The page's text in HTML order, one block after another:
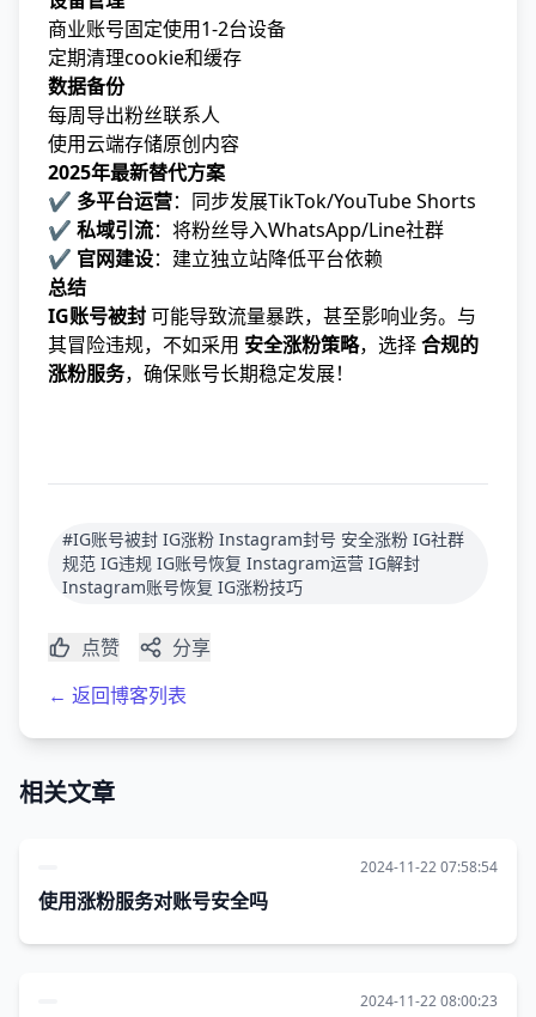
商业账号固定使用1-2台设备
定期清理cookie和缓存
数据备份
每周导出粉丝联系人
使用云端存储原创内容
2025年最新替代方案
✔ 多平台运营：同步发展TikTok/YouTube Shorts
✔ 私域引流：将粉丝导入WhatsApp/Line社群
✔ 官网建设：建立独立站降低平台依赖
总结
IG账号被封可能导致流量暴跌，甚至影响业务。与
其冒险违规，不如采用 安全涨粉策略，选择合规的
涨粉服务，确保账号长期稳定发展！
#IG账号被封 IG涨粉 Instagram封号 安全涨粉 IG社群
规范 IG违规 IG账号恢复 Instagram运营 IG解封
Instagram账号恢复 IG涨粉技巧
点赞
分享
← 返回博客列表
相关文章
2024-11-22 07:58:54
使用涨粉服务对账号安全吗
2024-11-22 08:00:23